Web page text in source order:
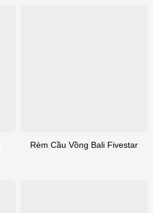
Rèm Cầu Vồng Bali Fivestar